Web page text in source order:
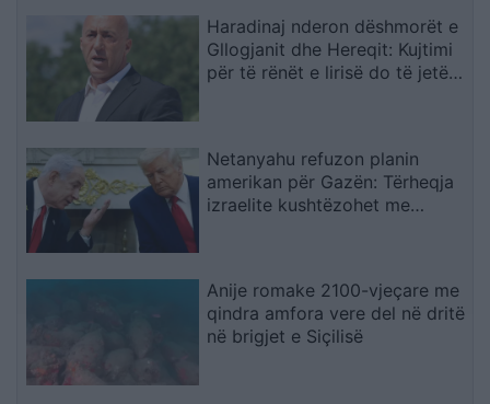
Haradinaj nderon dëshmorët e
Gllogjanit dhe Hereqit: Kujtimi
për të rënët e lirisë do të jetë i
Netanyahu refuzon planin
amerikan për Gazën: Tërheqja
izraelite kushtëzohet me
Anije romake 2100-vjeçare me
qindra amfora vere del në dritë
në brigjet e Siçilisë